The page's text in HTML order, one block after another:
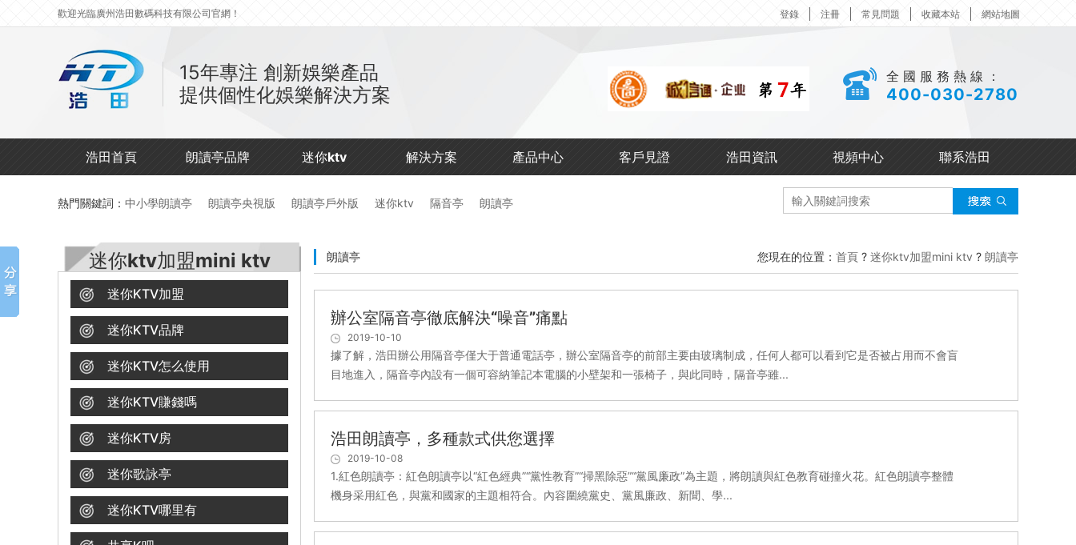
歡迎光臨廣州浩田數碼科技有限公司官網！ 登錄 注冊 常見問題 收藏本站 網站地圖
15年專注 創新娛樂產品
提供個性化娛樂解決方案
全國服務熱線：
400-030-2780
浩田首頁 朗讀亭品牌 迷你ktv 解決方案 產品中心 客戶見證 浩田資訊 視頻中心 聯系浩田
熱門關鍵詞： 中小學朗讀亭 朗讀亭央視版 朗讀亭戶外版 迷你ktv 隔音亭 朗讀亭
迷你ktv加盟mini ktv
迷你KTV加盟
迷你KTV品牌
迷你KTV怎么使用
迷你KTV賺錢嗎
迷你KTV房
迷你歌詠亭
迷你KTV哪里有
朗讀亭 您現在的位置： 首頁 ? 迷你ktv加盟mini ktv ? 朗讀亭
辦公室隔音亭徹底解決“噪音”痛點
2019-10-10
據了解，浩田辦公用隔音亭僅大于普通電話亭，辦公室隔音亭的前部主要由玻璃制成，任何人都可以看到它是否被占用而不會盲
目地進入，隔音亭內設有一個可容納筆記本電腦的小壁架和一張椅子，與此同時，隔音亭雖...
浩田朗讀亭，多種款式供您選擇
2019-10-08
1.紅色朗讀亭：紅色朗讀亭以“紅色經典”“黨性教育”“掃黑除惡”“黨風廉政”為主題，將朗讀與紅色教育碰撞火花。紅色朗讀亭整體
機身采用紅色，與黨和國家的主題相符合。內容圍繞黨史、黨風廉政、新聞、學...